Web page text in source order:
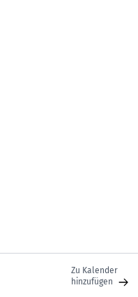
Zu Kalender
hinzufügen